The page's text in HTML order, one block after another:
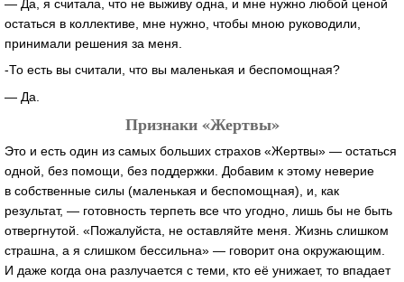
— Да, я считала, что не выживу одна, и мне нужно любой ценой
остаться в коллективе, мне нужно, чтобы мною руководили,
принимали решения за меня.
-То есть вы считали, что вы маленькая и беспомощная?
— Да.
Признаки «Жертвы»
Это и есть один из самых больших страхов «Жертвы» — остаться
одной, без помощи, без поддержки. Добавим к этому неверие
в собственные силы (маленькая и беспомощная), и, как
результат, — готовность терпеть все что угодно, лишь бы не быть
отвергнутой. «Пожалуйста, не оставляйте меня. Жизнь слишком
страшна, а я слишком бессильна» — говорит она окружающим.
И даже когда она разлучается с теми, кто её унижает, то впадает